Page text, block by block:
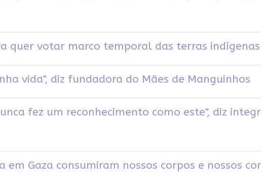
quer votar marco temporal das terras
vida", diz fundadora do Mães de Manguinhos
fez um reconhecimento como este", diz
em Gaza consumiram nossos corpos e nossos